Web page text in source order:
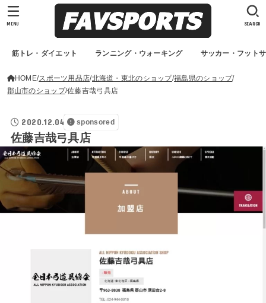
筋トレ・ダイエット ランニング・ウォーキング サッカー・フット
SEARCH
MENU
HOME スポーツ用品店 北海道・東北のショップ 福島県のショップ
郡山市のショップ 佐藤吉哉弓具店
2020.12.04 sponsored
佐藤吉哉弓具店